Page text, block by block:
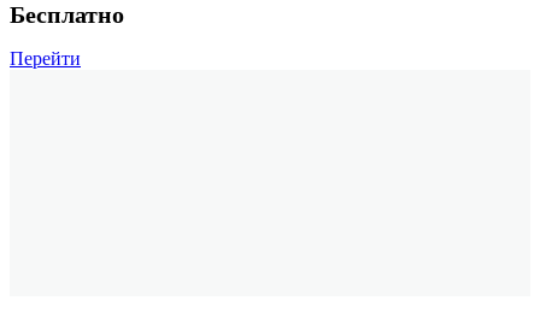
Бесплатно
Перейти